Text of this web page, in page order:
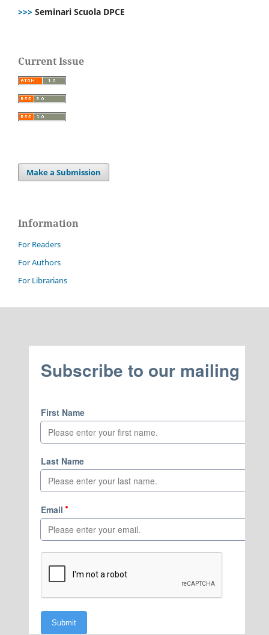
>>> Seminari Scuola DPCE
Current Issue
Make a Submission
Information
For Readers
For Authors
For Librarians